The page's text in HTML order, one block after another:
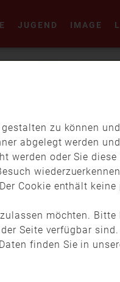
JUGEND IMAGE
zu können
abgelegt werden
werden oder Sie
Cookie enthält
möchten.
Seite verfügbar
finden Sie in